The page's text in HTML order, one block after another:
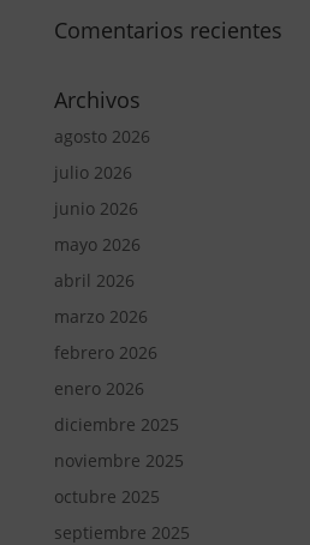
Comentarios recientes
Archivos
agosto 2026
julio 2026
junio 2026
mayo 2026
abril 2026
marzo 2026
febrero 2026
enero 2026
diciembre 2025
noviembre 2025
octubre 2025
septiembre 2025